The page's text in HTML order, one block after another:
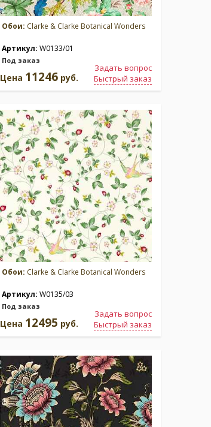
Обои: Clarke & Clarke Botanical Wonders
Артикул: W0133/01
Под заказ
Задать вопрос
Быстрый заказ
Цена 11246 руб.
Обои: Clarke & Clarke Botanical Wonders
Артикул: W0135/03
Под заказ
Задать вопрос
Быстрый заказ
Цена 12495 руб.